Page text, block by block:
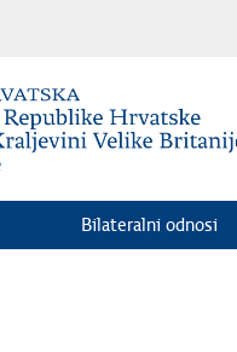
Bilateralni odnosi